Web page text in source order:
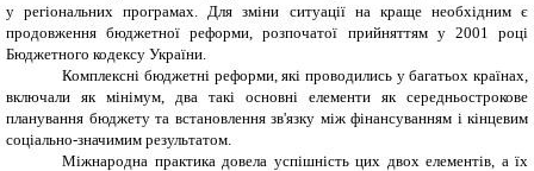
у регіональних програмах. Для зміни ситуації на краще необхідним є
продовження бюджетної реформи, розпочатої прийняттям у 2001 році
Бюджетного кодексу України.
Комплексні бюджетні реформи, які проводились у багатьох країнах,
включали як мінімум, два такі основні елементи як середньострокове
планування бюджету та встановлення зв'язку між фінансуванням і кінцевим
соціально-значимим результатом.
Міжнародна практика довела успішність цих двох елементів, а їх